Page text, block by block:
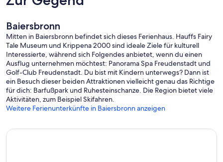
Raum geben und ein leckeres Essen, ganz nach Ihren Vorstellungen,
selbst zubereiten.
Sie haben keine Lust selbst zu kochen? Auch das ist kein Problem.
Und wenn Sie das Besondere lieben:
Entdecken und genießen Sie berühmte Sterneköche in
unmittelbarer Nähe.
Baiersbronn
Mitten in Baiersbronn befindet sich dieses Ferienhaus. Hauffs Fairy
Tale Museum und Krippena 2000 sind ideale Ziele für kulturell
Interessierte, während sich Folgendes anbietet, wenn du einen
Ausflug unternehmen möchtest: Panorama Spa Freudenstadt und
Golf-Club Freudenstadt. Du bist mit Kindern unterwegs? Dann ist
ein Besuch dieser beiden Attraktionen vielleicht genau das Richtige
für dich: Barfußpark und Ruhesteinschanze. Die Region bietet viele
Aktivitäten, zum Beispiel Skifahren.
Weitere Ferienunterkünfte in Baiersbronn anzeigen